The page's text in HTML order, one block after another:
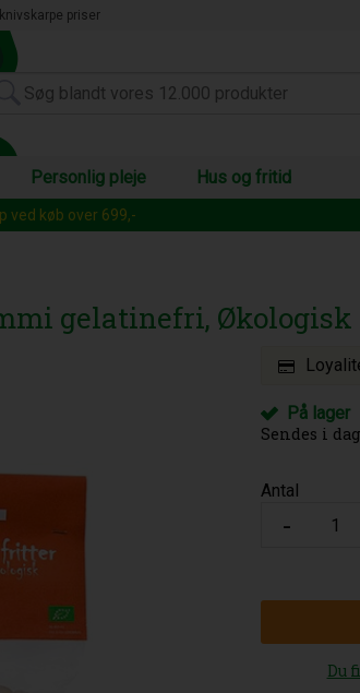
priser
Personlig pleje Hus og fritid
ved køb over 699,-
gelatinefri, Økologisk
På lager
Sendes i
Antal
Du